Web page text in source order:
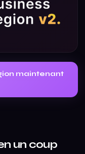
maintenant
un coup